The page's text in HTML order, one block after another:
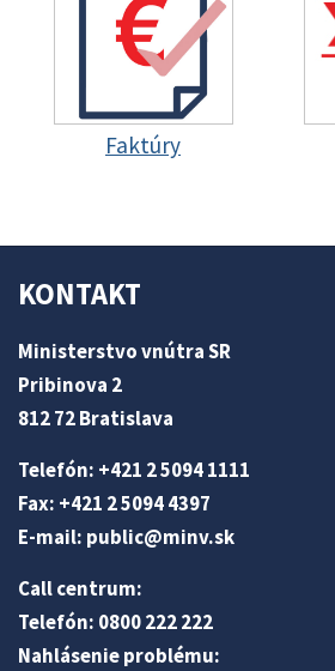
Faktúry
KONTAKT
Ministerstvo vnútra SR
Pribinova 2
812 72 Bratislava
Telefón: +421 2 5094 1111
Fax: +421 2 5094 4397
E-mail: public@minv.sk
Call centrum:
Telefón: 0800 222 222
Nahlásenie problému: